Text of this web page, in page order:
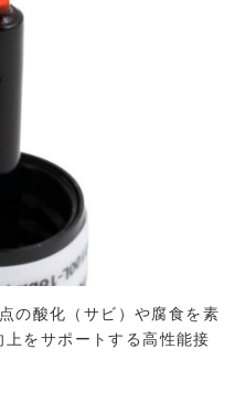
の酸化（サビ）や腐食を素
をサポートする高性能接